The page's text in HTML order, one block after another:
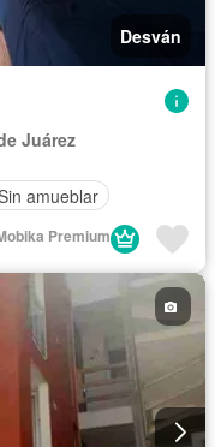
Desván
Juárez
amueblar
Premium